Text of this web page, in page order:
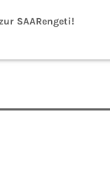
SAARengeti!